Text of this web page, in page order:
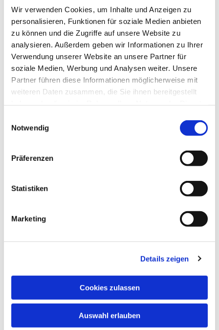
Wir verwenden Cookies, um Inhalte und Anzeigen zu
personalisieren, Funktionen für soziale Medien anbieten
zu können und die Zugriffe auf unsere Website zu
analysieren. Außerdem geben wir Informationen zu Ihrer
Verwendung unserer Website an unsere Partner für
soziale Medien, Werbung und Analysen weiter. Unsere
Partner führen diese Informationen möglicherweise mit
weiteren Daten zusammen, die Sie ihnen bereitgestellt
Notwendig
Präferenzen
Statistiken
Marketing
Details zeigen
Cookies zulassen
Auswahl erlauben
In Exter kommt das Osterlicht zuerst zu einer
Andacht mit Posaunen um 7.00 Uhr auf den
Friedhof, gefolgt von einem gemeinsamen
Frühstück. Der eigentliche Festgottesdienst zum
Ostersonntag beginnt in der Autobahnkirche Exter
um 9.30 Uhr.
Die Stadtkirche St. Stephan begrüßt das Osterlicht
Kantorei um 11.00 Uhr.
kurze Anmeldung mit Angabe, ob in Exter oder
Uffeln am Frühstück teilgenommen wird, bis zum
oderEmail
Am Ostermontag macht sich die Gemeinde mit
einem „Emmausgang“ auf den Weg: Um 9.30 Uhr
Von hier aus wird in mehreren Stationen auf den
Spuren der Emmausjünger über den Valdorfer
Kirchweg nach Valdorf gewandert (Strecke: etwa
2 km). Der Gottesdienst endet in der Valdorfer
Kirche mit einer Abendmahlsfeier begleitet vom